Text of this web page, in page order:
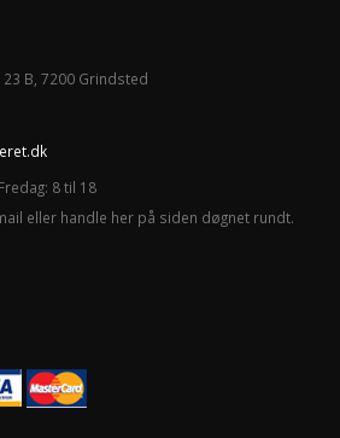
B, 7200 Grindsted
8 til 18
eller handle her på siden døgnet rundt.